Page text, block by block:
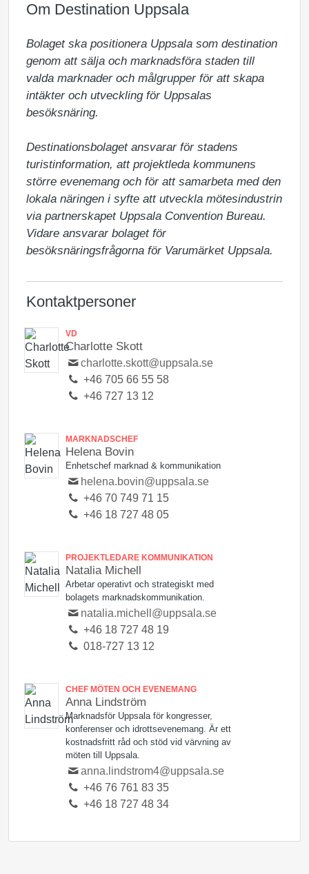
Om Destination Uppsala
Bolaget ska positionera Uppsala som destination
genom att sälja och marknadsföra staden till
valda marknader och målgrupper för att skapa
intäkter och utveckling för Uppsalas
besöksnäring.
Destinationsbolaget ansvarar för stadens
turistinformation, att projektleda kommunens
större evenemang och för att samarbeta med den
lokala näringen i syfte att utveckla mötesindustrin
via partnerskapet Uppsala Convention Bureau.
Vidare ansvarar bolaget för
besöksnäringsfrågorna för Varumärket Uppsala.
Kontaktpersoner
VD
Charlotte Skott
charlotte.skott@uppsala.se
+46 705 66 55 58
+46 727 13 12
MARKNADSCHEF
Helena Bovin
Enhetschef marknad & kommunikation
helena.bovin@uppsala.se
+46 70 749 71 15
+46 18 727 48 05
PROJEKTLEDARE KOMMUNIKATION
Natalia Michell
Arbetar operativt och strategiskt med
bolagets marknadskommunikation.
natalia.michell@uppsala.se
+46 18 727 48 19
018-727 13 12
CHEF MÖTEN OCH EVENEMANG
Anna Lindström
Marknadsför Uppsala för kongresser,
konferenser och idrottsevenemang. Är ett
kostnadsfritt råd och stöd vid värvning av
möten till Uppsala.
anna.lindstrom4@uppsala.se
+46 76 761 83 35
+46 18 727 48 34